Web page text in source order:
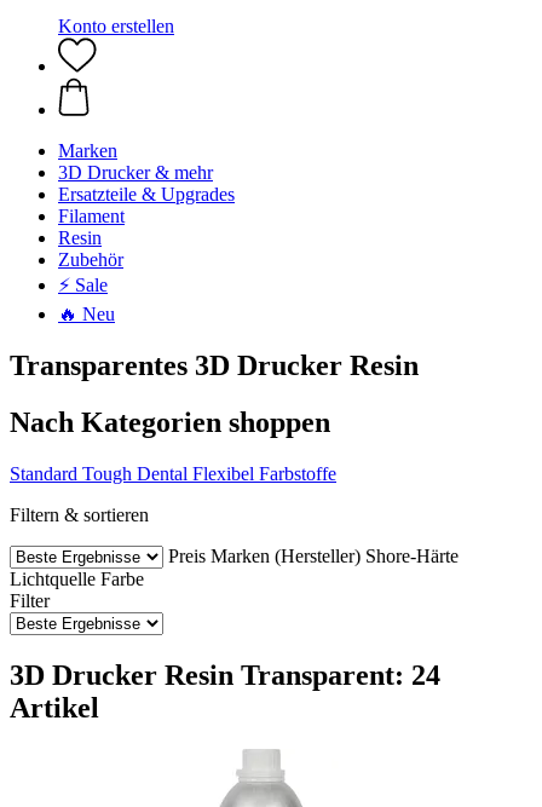
Konto erstellen
Marken
3D Drucker & mehr
Ersatzteile & Upgrades
Filament
Resin
Zubehör
⚡ Sale
🔥 Neu
Transparentes 3D Drucker Resin
Nach Kategorien shoppen
Standard Tough Dental Flexibel Farbstoffe
Filtern & sortieren
Preis Marken (Hersteller) Shore-Härte
Lichtquelle Farbe
Filter
3D Drucker Resin Transparent: 24
Artikel